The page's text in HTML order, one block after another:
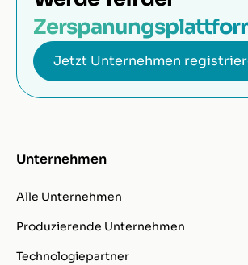
Jetzt Unternehmen
Unternehmen
Alle Unternehmen
Produzierende Unternehmen
Technologiepartner